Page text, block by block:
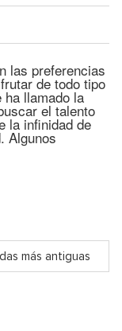
las preferencias
de todo tipo
llamado la
el talento
la infinidad de
Algunos
más antiguas